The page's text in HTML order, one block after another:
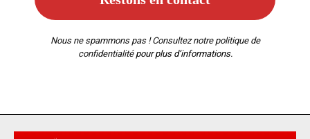
Nous ne spammons pas ! Consultez notre politique de
confidentialitépour plus d’informations.